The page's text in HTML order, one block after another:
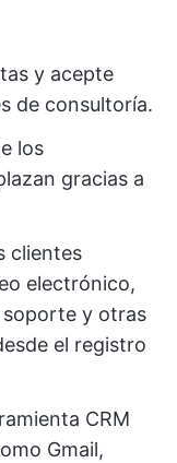
y acepte
de consultoría.
los
gracias a
clientes
electrónico,
soporte y otras
el registro
CRM
Gmail,